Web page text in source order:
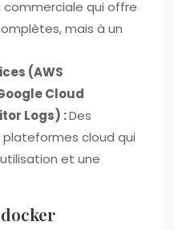
commerciale qui offre
mais à un
(AWS
Cloud
Logs) :Des
cloud qui
et une